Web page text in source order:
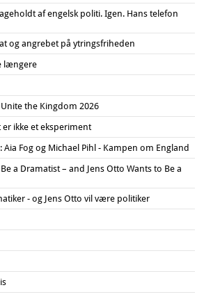
af engelsk politi. Igen. Hans telefon
og angrebet på ytringsfriheden
længere
the Kingdom 2026
ikke et eksperiment
Aia Fog og Michael Pihl - Kampen om England
a Dramatist – and Jens Otto Wants to Be a
- og Jens Otto vil være politiker